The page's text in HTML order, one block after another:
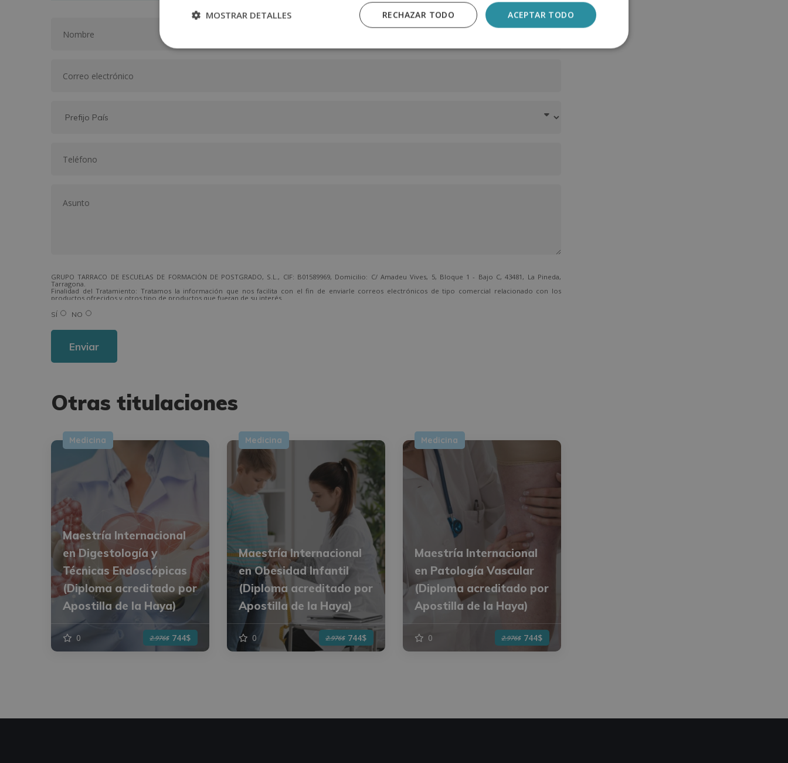
GRUPO TARRACO DE ESCUELAS DE FORMACIÓN DE POSTGRADO, S.L., CIF: B01589969, Domicilio: C/ Amadeu Vives, 5, Bloque 1 - Bajo C, 43481, La Pineda,
Tarragona.
Finalidad del Tratamiento: Tratamos la información que nos facilita con el fin de enviarle correos electrónicos de tipo comercial relacionado con los
productos ofrecidos y otros tipo de productos que fueran de su interés.
Derechos: Puede ejercitar sus derechos identificándose suficientemente, dirigiéndose a la dirección direccion@grupotarraco.com.
Para más información consulte nuestra Política de Privacidad.
SÍ NO
Otras titulaciones
Medicina
Maestría Internacional
en Digestología y
Técnicas Endoscópicas
(Diploma acreditado por
Apostilla de la Haya)
0 2.976$ 744$
Medicina
Maestría Internacional
en Obesidad Infantil
(Diploma acreditado por
Apostilla de la Haya)
0 2.976$ 744$
Medicina
Maestría Internacional
en Patología Vascular
(Diploma acreditado por
Apostilla de la Haya)
0 2.976$ 744$
ACEPTAR TODO
RECHAZAR TODO
MOSTRAR DETALLES